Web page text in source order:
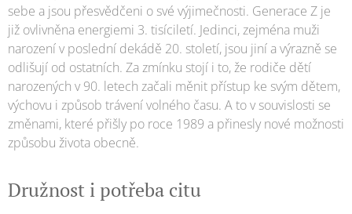
sebe a jsou přesvědčeni o své výjimečnosti. Generace Z je
již ovlivněna energiemi 3. tisíciletí. Jedinci, zejména muži
narození v poslední dekádě 20. století, jsou jiní a výrazně se
odlišují od ostatních. Za zmínku stojí i to, že rodiče dětí
narozených v 90. letech začali měnit přístup ke svým dětem,
výchovu i způsob trávení volného času. A to v souvislosti se
změnami, které přišly po roce 1989 a přinesly nové možnosti
způsobu života obecně.
Družnost i potřeba citu